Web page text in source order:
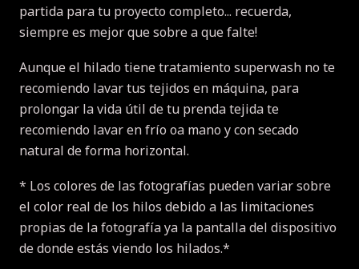
partida para tu proyecto completo... recuerda,
siempre es mejor que sobre a que falte!
Aunque el hilado tiene tratamiento superwash no te
recomiendo lavar tus tejidos en máquina, para
prolongar la vida útil de tu prenda tejida te
recomiendo lavar en frío oa mano y con secado
natural de forma horizontal.
* Los colores de las fotografías pueden variar sobre
el color real de los hilos debido a las limitaciones
propias de la fotografía ya la pantalla del dispositivo
de donde estás viendo los hilados.*